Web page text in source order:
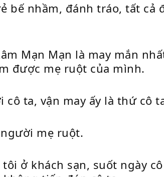
bế nhầm, đánh tráo, tất cả
Mạn Mạn là may mắn
được mẹ ruột của mình.
cô ta, vận may ấy là thứ cô
mẹ ruột.
ở khách sạn, suốt ngày